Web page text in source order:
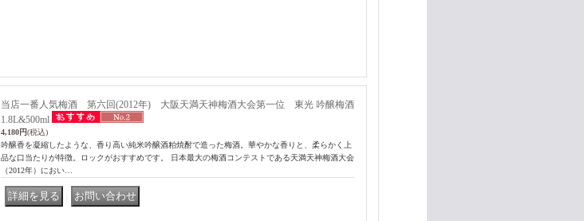
当店一番人気梅酒 第六回(2012年) 大阪天満天神梅酒大会第一位 東光 吟醸梅酒
1.8L&500ml
4,180円(税込)
吟醸香を凝縮したような、香り高い純米吟醸酒粕焼酎で造った梅酒。華やかな香りと、柔らかく上
品な口当たりが特徴。ロックがおすすめです。 日本最大の梅酒コンテストである天満天神梅酒大会
（2012年）におい…